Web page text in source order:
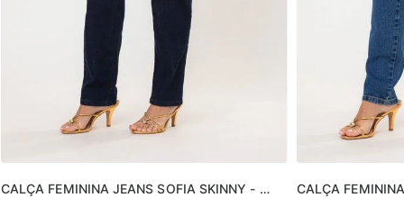
CALÇA FEMININA JEANS SOFIA SKINNY -
CALÇA